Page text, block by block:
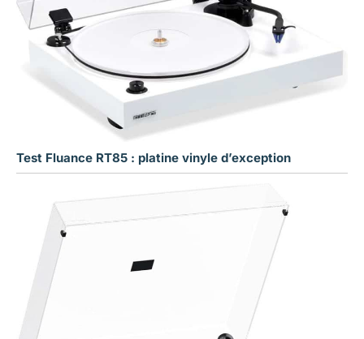
Test Fluance RT85 : platine vinyle d’exception